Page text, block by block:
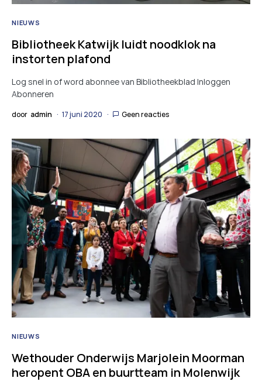
NIEUWS
Bibliotheek Katwijk luidt noodklok na
instorten plafond
Log snel in of word abonnee van Bibliotheekblad Inloggen
Abonneren
door admin 17 juni 2020 Geen reacties
NIEUWS
Wethouder Onderwijs Marjolein Moorman
heropent OBA en buurtteam in Molenwijk